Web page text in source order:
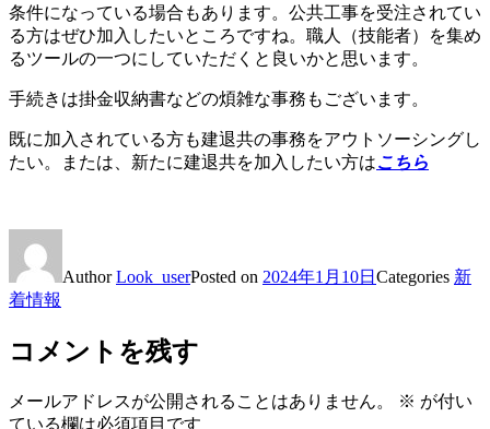
条件になっている場合もあります。公共工事を受注されてい
る方はぜひ加入したいところですね。職人（技能者）を集め
るツールの一つにしていただくと良いかと思います。
手続きは掛金収納書などの煩雑な事務もございます。
既に加入されている方も建退共の事務をアウトソーシングし
たい。または、新たに建退共を加入したい方はこちら
AuthorLook_userPosted on 2024年1月10日 Categories 新
着情報
コメントを残す
メールアドレスが公開されることはありません。 ※ が付い
ている欄は必須項目です